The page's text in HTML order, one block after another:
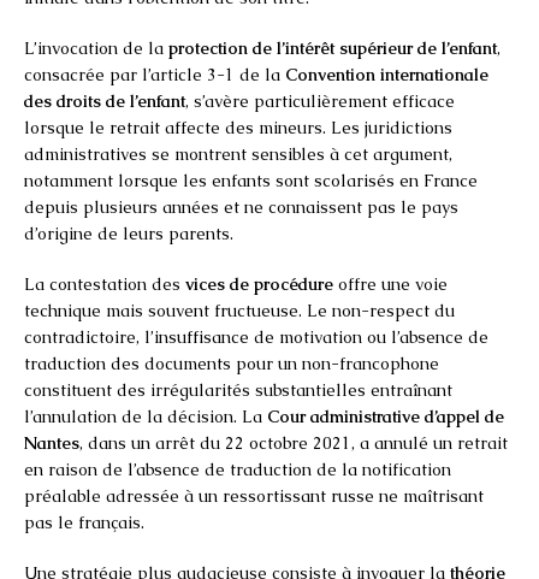
L’invocation de la protection de l’intérêt supérieur de l’enfant,
consacrée par l’article 3-1 de la Convention internationale
des droits de l’enfant, s’avère particulièrement efficace
lorsque le retrait affecte des mineurs. Les juridictions
administratives se montrent sensibles à cet argument,
notamment lorsque les enfants sont scolarisés en France
depuis plusieurs années et ne connaissent pas le pays
d’origine de leurs parents.
La contestation des vices de procédure offre une voie
technique mais souvent fructueuse. Le non-respect du
contradictoire, l’insuffisance de motivation ou l’absence de
traduction des documents pour un non-francophone
constituent des irrégularités substantielles entraînant
l’annulation de la décision. La Cour administrative d’appel de
Nantes, dans un arrêt du 22 octobre 2021, a annulé un retrait
en raison de l’absence de traduction de la notification
préalable adressée à un ressortissant russe ne maîtrisant
pas le français.
Une stratégie plus audacieuse consiste à invoquer la théorie